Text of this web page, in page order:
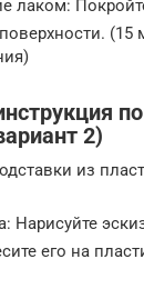
лаком:
(15
2)
из
Нарисуйте
его на